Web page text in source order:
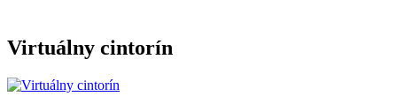
Virtuálny cintorín